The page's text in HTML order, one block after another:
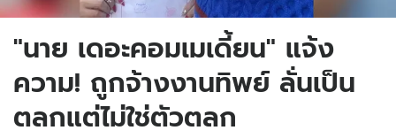
"นาย เดอะคอมเมเดี้ยน" แจ้ง
ความ! ถูกจ้างงานทิพย์ ลั่นเป็น
ตลกแต่ไม่ใช่ตัวตลก